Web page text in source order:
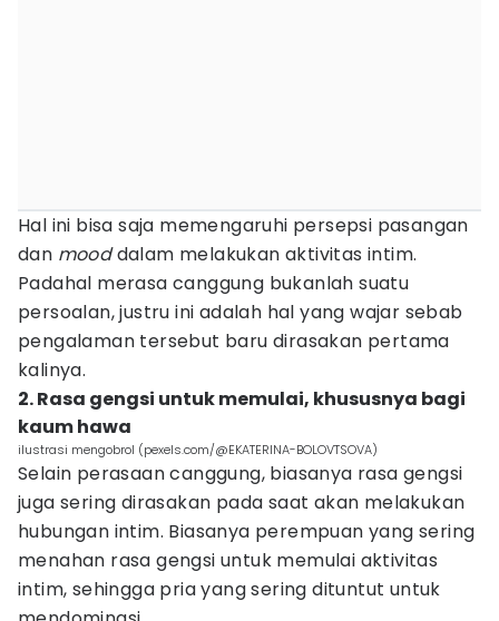
Hal ini bisa saja memengaruhi persepsi pasangan
dan mooddalam melakukan aktivitas intim.
Padahal merasa canggung bukanlah suatu
persoalan, justru ini adalah hal yang wajar sebab
pengalaman tersebut baru dirasakan pertama
kalinya.
2. Rasa gengsi untuk memulai, khususnya bagi
kaum hawa
ilustrasi mengobrol (pexels.com/@EKATERINA-BOLOVTSOVA)
Selain perasaan canggung, biasanya rasa gengsi
juga sering dirasakan pada saat akan melakukan
hubungan intim. Biasanya perempuan yang sering
menahan rasa gengsi untuk memulai aktivitas
intim, sehingga pria yang sering dituntut untuk